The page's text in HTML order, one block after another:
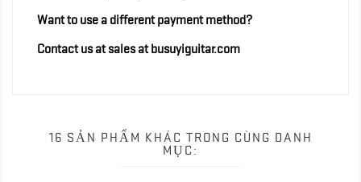
Want to use a different payment method?
Contact us at sales at busuyiguitar.com
16 SẢN PHẨM KHÁC TRONG CÙNG DANH
MỤC: